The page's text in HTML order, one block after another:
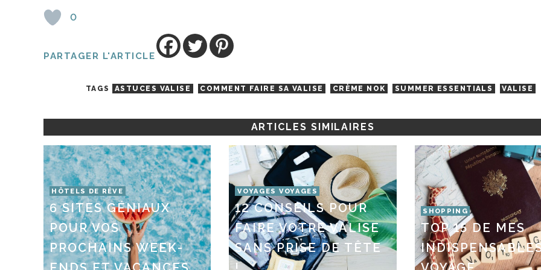
0
PARTAGER L'ARTICLE
TAGS ASTUCES VALISE COMMENT FAIRE SA VALISE CRÈME NOK SUMMER ESSENTIALS VALISE
ARTICLES SIMILAIRES
HÔTELS DE RÊVE
6 SITES GÉNIAUX
POUR VOS
PROCHAINS WEEK-
VOYAGES VOYAGES
12 CONSEILS POUR
FAIRE VOTRE VALISE
SANS PRISE DE TÊTE
SHOPPING
TOP 15 DE MES